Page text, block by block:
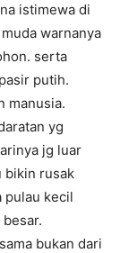
istimewa di
warnanya
serta
putih.
manusia.
yg
jg luar
bikin rusak
pulau kecil
bukan dari